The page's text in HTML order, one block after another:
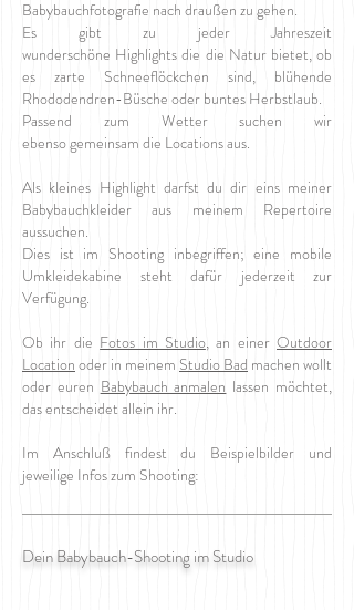
Babybauchfotografie nach draußen zu gehen.
Es gibt zu jeder Jahreszeit
wunderschöne Highlights die die Natur bietet, ob
es zarte Schneeflöckchen sind, blühende
Rhododendren-Büsche oder buntes Herbstlaub.
Passend zum Wetter suchen wir
ebenso gemeinsam die Locations aus.
Als kleines Highlight darfst du dir eins meiner
Babybauchkleider aus meinem Repertoire
aussuchen.
Dies ist im Shooting inbegriffen; eine mobile
Umkleidekabine steht dafür jederzeit zur
Verfügung.
Ob ihr die Fotos im Studio, an einer Outdoor
Location oder in meinem Studio Bad machen wollt
oder euren Babybauch anmalen lassen möchtet,
das entscheidet allein ihr.
Im Anschluß findest du Beispielbilder und
jeweilige Infos zum Shooting:
Dein Babybauch-Shooting im Studio